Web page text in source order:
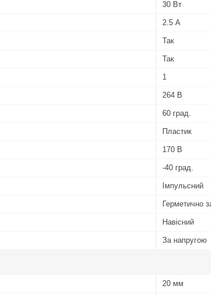
30 Вт
2.5 А
Так
Так
1
264 В
60 град.
Пластик
170 В
-40 град.
Імпульсний
Герметично
Навісний
За напругою
20 мм